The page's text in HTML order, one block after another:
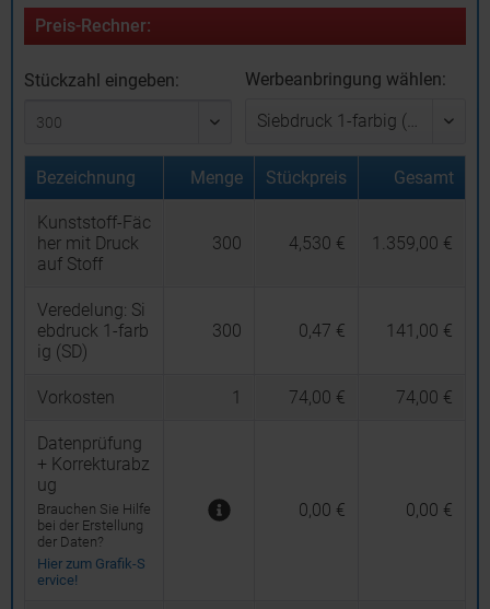
Preis-Rechner:
Stückzahl eingeben: Werbeanbringung wählen:
Bezeichnung Menge Stückpreis Gesamt
Kunststoff-Fäc
her mit Druck
auf Stoff
300 4,530 € 1.359,00 €
Veredelung: Si
ebdruck 1-farb
ig (SD)
300 0,47 € 141,00 €
Vorkosten 1 74,00 € 74,00 €
Datenprüfung
+ Korrekturabz
ug
Brauchen Sie Hilfe
bei der Erstellung
der Daten?
Hier zum Grafik-S
ervice!
0,00 € 0,00 €